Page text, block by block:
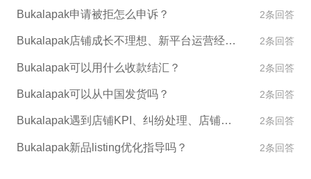
Bukalapak申请被拒怎么申诉？ 2条回答
Bukalapak店铺成长不理想、新平台运营经验不足怎么办？ 2条回答
Bukalapak可以用什么收款结汇？ 2条回答
Bukalapak可以从中国发货吗？ 2条回答
Bukalapak遇到店铺KPI、纠纷处理、店铺异常如何处理？ 2条回答
Bukalapak新品listing优化指导吗？ 2条回答